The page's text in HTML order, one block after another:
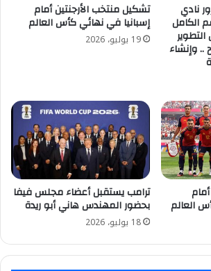
نادي
الكامل
وإنشاء
تشكيل منتخب الأرجنتين أمام
إسبانيا في نهائي كأس العالم
19 يوليو، 2026
العالم
ترامب يستقبل أعضاء مجلس فيفا
بحضور المهندس هاني أبو ريدة
18 يوليو، 2026